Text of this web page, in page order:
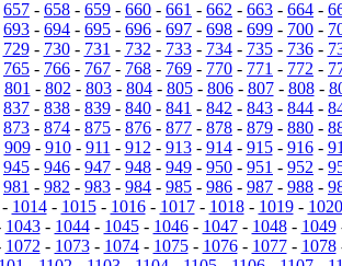
657 - 658 - 659 - 660 - 661 - 662 - 663 - 664 -
693 - 694 - 695 - 696 - 697 - 698 - 699 - 700 -
729- 730- 731 - 732 - 733- 734- 735- 736-
765 - 766 - 767 - 768 - 769 - 770 - 771 - 772 -
801 - 802 - 803- 804- 805- 806- 807- 808-
837 - 838 - 839 - 840 - 841 - 842 - 843 - 844 -
873 - 874 - 875 - 876 - 877 - 878 - 879 - 880 -
909- 910- 911 - 912 - 913- 914- 915- 916-
945 - 946 - 947 - 948 - 949 - 950 - 951 - 952 -
981 - 982 - 983 - 984 - 985 - 986 - 987 - 988 -
1014- 1015- 1016- 1017- 1018- 1019- 1020
1043- 1044- 1045- 1046- 1047- 1048- 1049
1072 - 1073- 1074- 1075- 1076- 1077- 1078